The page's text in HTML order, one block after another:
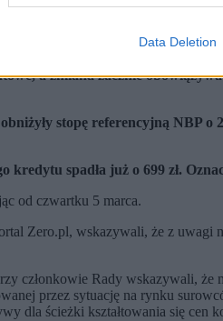
Data Deletion
Glapiński podczas konferencji prasowej
a zmiana zacznie
stopę referencyjną NBP
spadła już o 699 zł.
od czwartku 5 marca.
Zero.pl, wskazywali, że z
członkowie Rady wskazywali, że
przez sytuację na rynku
dla ścieżki kształtowania się cen